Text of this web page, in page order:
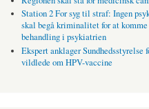
Station 2 For syg til straf: Ingen
skal begå kriminalitet for at
behandling i psykiatrien
Ekspert anklager Sundhedsstyrelse
vildlede om HPV-vaccine